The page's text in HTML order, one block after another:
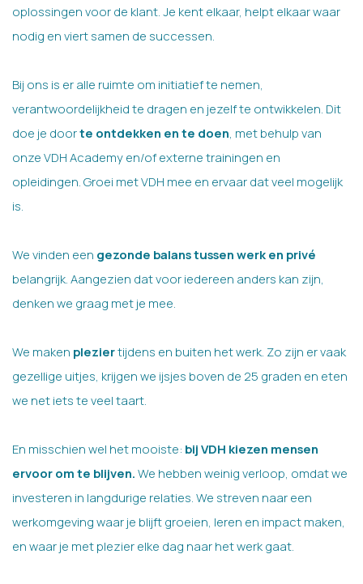
oplossingen voor de klant. Je kent elkaar, helpt elkaar waar
nodig en viert samen de successen.
Bij ons is er alle ruimte om initiatief te nemen,
verantwoordelijkheid te dragen en jezelf te ontwikkelen. Dit
doe je doorte ontdekken en te doen, met behulp van
onze VDH Academy en/of externe trainingen en
opleidingen. Groei met VDH mee en ervaar dat veel mogelijk
is.
We vinden een gezonde balans tussen werk en privé
belangrijk. Aangezien dat voor iedereen anders kan zijn,
denken we graag met je mee.
We maken pleziertijdens en buiten het werk. Zo zijn er vaak
gezellige uitjes, krijgen we ijsjes boven de 25 graden en eten
we net iets te veel taart.
En misschien wel het mooiste: bij VDH kiezen mensen
ervoor om te blijven. We hebben weinig verloop, omdat we
investeren in langdurige relaties. We streven naar een
werkomgeving waar je blijft groeien, leren en impact maken,
en waar je met plezier elke dag naar het werk gaat.